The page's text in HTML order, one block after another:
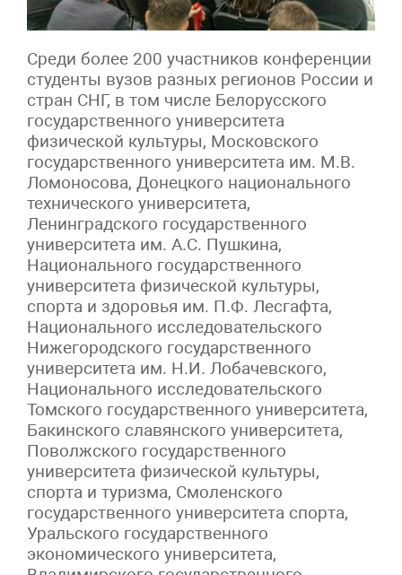
Среди более 200 участников конференции
студенты вузов разных регионов России и
стран СНГ, в том числе Белорусского
государственного университета
физической культуры, Московского
государственного университета им. М.В.
Ломоносова, Донецкого национального
технического университета,
Ленинградского государственного
университета им. А.С. Пушкина,
Национального государственного
университета физической культуры,
спорта и здоровья им. П.Ф. Лесгафта,
Национального исследовательского
Нижегородского государственного
университета им. Н.И. Лобачевского,
Национального исследовательского
Томского государственного университета,
Бaкинского слaвянского университета,
Поволжского государственного
университета физической культуры,
спорта и туризма, Смоленского
государственного университета спорта,
Уральского государственного
экономического университета,